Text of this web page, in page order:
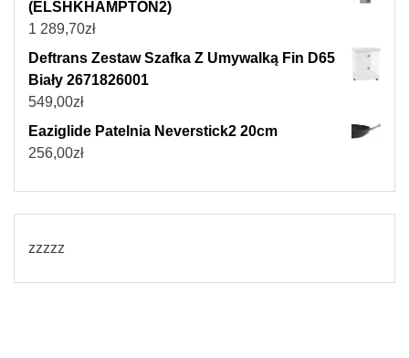
(ELSHKHAMPTON2)
1 289,70zł
Deftrans Zestaw Szafka Z Umywalką Fin D65
Biały 2671826001
549,00zł
Eaziglide Patelnia Neverstick2 20cm
256,00zł
zzzzz